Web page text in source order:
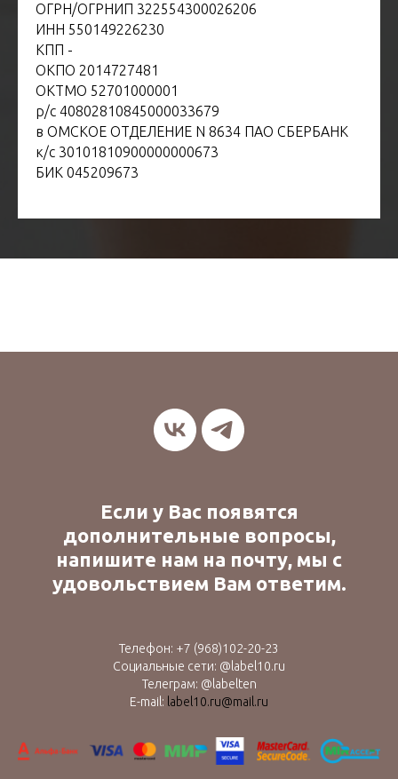
ОГРН/ОГРНИП 322554300026206
ИНН 550149226230
КПП -
ОКПО 2014727481
ОКТМО 52701000001
р/с 40802810845000033679
в ОМСКОЕ ОТДЕЛЕНИЕ N 8634 ПАО СБЕРБАНК
к/с 30101810900000000673
БИК 045209673
Если у Вас появятся
дополнительные вопросы,
напишите нам на почту, мы с
удовольствием Вам ответим.
Телефон: +7 (968)102-20-23
Социальные сети: @label10.ru
Телеграм: @labelten
E-mail: label10.ru@mail.ru